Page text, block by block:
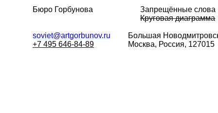
Бюро Горбунова
Запрещённые слова
Круговая диаграмма
soviet@artgorbunov.ru
+7 495 646-84-89
Большая
Москва, Россия, 127015